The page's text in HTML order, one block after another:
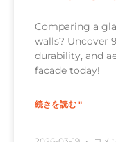
Comparing a
walls? Uncover
durability, and
facade today!
続きを読む "